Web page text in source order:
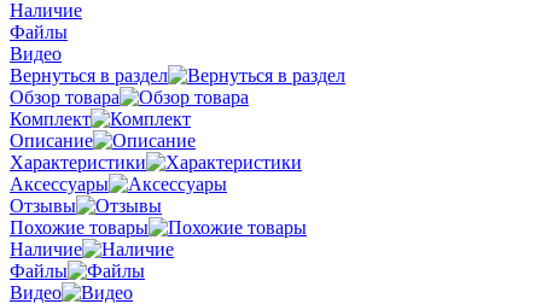
Наличие
Файлы
Видео
Вернуться в раздел
Обзор товара
Комплект
Описание
Характеристики
Аксессуары
Отзывы
Похожие товары
Наличие
Файлы
Видео